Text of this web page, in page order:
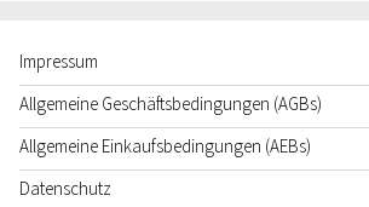
Impressum
Allgemeine Geschäftsbedingungen (AGBs)
Allgemeine Einkaufsbedingungen (AEBs)
Datenschutz